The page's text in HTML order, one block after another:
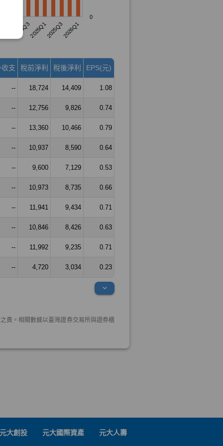
元大創投 元大國際資產 元大人壽